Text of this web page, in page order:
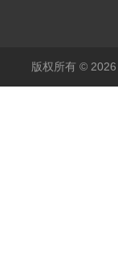
包邮
版权所有 ©